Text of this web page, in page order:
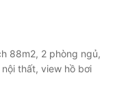
88m2, 2 phòng ngủ,
thất, view hồ bơi